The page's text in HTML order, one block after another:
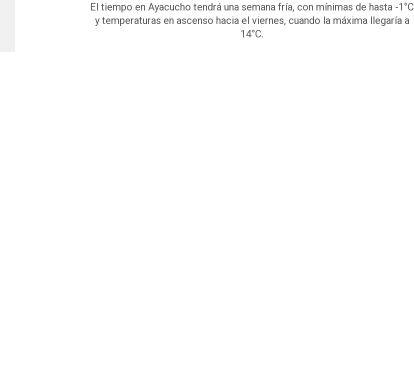
El tiempo en Ayacucho tendrá una semana fría, con mínimas de hasta -1°C
y temperaturas en ascenso hacia el viernes, cuando la máxima llegaría a
14°C.